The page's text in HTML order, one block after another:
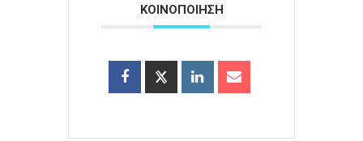
ΚΟΙΝΟΠΟΙΗΣΗ